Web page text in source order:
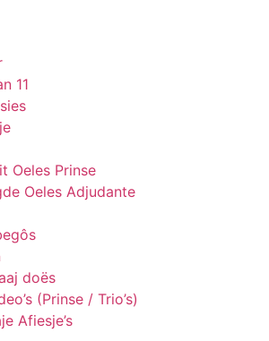
11
Oeles Prinse
Oeles Adjudante
doës
(Prinse / Trio’s)
Afiesje’s